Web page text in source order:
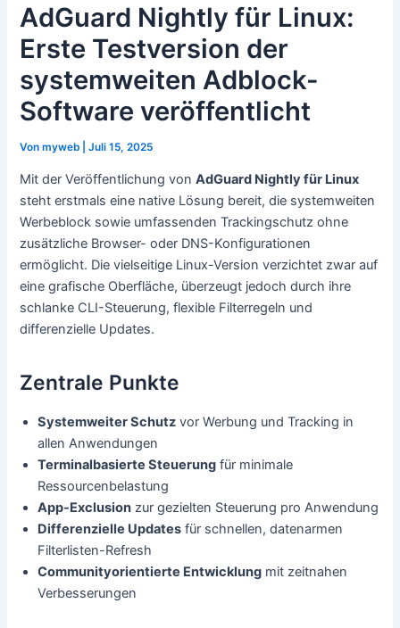
AdGuard Nightly für Linux:
Erste Testversion der
systemweiten Adblock-
Software veröffentlicht
Vonmyweb |Juli 15, 2025
Mit der Veröffentlichung vonAdGuard Nightly für Linux
steht erstmals eine native Lösung bereit, die systemweiten
Werbeblock sowie umfassenden Trackingschutz ohne
zusätzliche Browser- oder DNS-Konfigurationen
ermöglicht. Die vielseitige Linux-Version verzichtet zwar auf
eine grafische Oberfläche, überzeugt jedoch durch ihre
schlanke CLI-Steuerung, flexible Filterregeln und
differenzielle Updates.
Zentrale Punkte
Systemweiter Schutz vor Werbung und Tracking in
allen Anwendungen
Terminalbasierte Steuerung für minimale
Ressourcenbelastung
App-Exclusion zur gezielten Steuerung pro Anwendung
Differenzielle Updates für schnellen, datenarmen
Filterlisten-Refresh
Communityorientierte Entwicklung mit zeitnahen
Verbesserungen